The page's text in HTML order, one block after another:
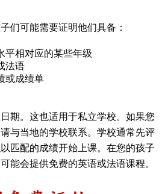
们可能需要证明他们具备：
平相对应的某些年级
法语
或成绩单
期。这也适用于私立学校。如果您
与当地的学校联系。学校通常先评
匹配的成绩开始上课。在您的孩子
能会提供免费的英语或法语课程。